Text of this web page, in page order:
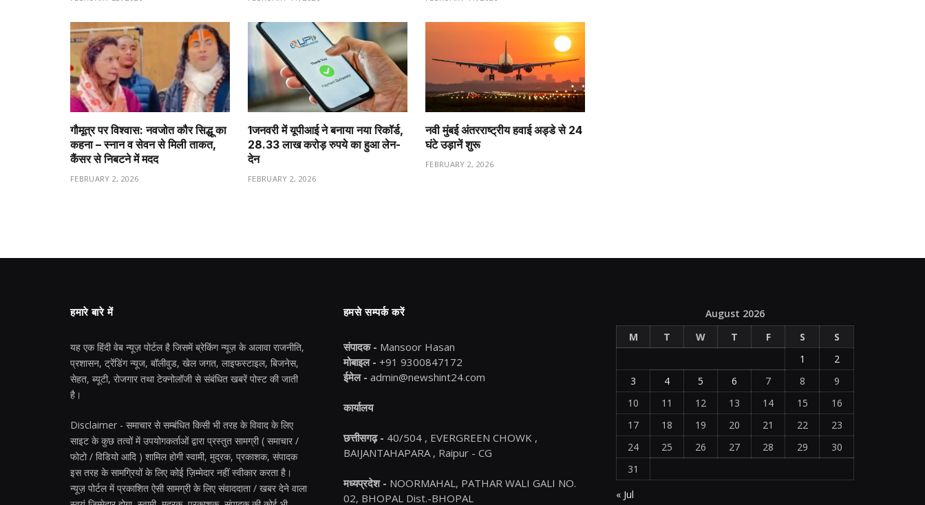
गौमूत्र पर विश्वास: नवजोत कौर सिद्धू का
कहना – स्नान व सेवन से मिली ताकत,
कैंसर से निबटने में मदद
FEBRUARY 2, 2026
1️जनवरी में यूपीआई ने बनाया नया रिकॉर्ड,
28.33 लाख करोड़ रुपये का हुआ लेन-
देन
FEBRUARY 2, 2026
नवी मुंबई अंतरराष्ट्रीय हवाई अड्डे से 24
घंटे उड़ानें शुरू
FEBRUARY 2, 2026
हमारे बारे में
यह एक हिंदी वेब न्यूज़ पोर्टल है जिसमें ब्रेकिंग न्यूज़ के अलावा राजनीति,
प्रशासन, ट्रेंडिंग न्यूज, बॉलीवुड, खेल जगत, लाइफस्टाइल, बिजनेस,
सेहत, ब्यूटी, रोजगार तथा टेक्नोलॉजी से संबंधित खबरें पोस्ट की जाती
है।
Disclaimer - समाचार से सम्बंधित किसी भी तरह के विवाद के लिए
साइट के कुछ तत्वों में उपयोगकर्ताओं द्वारा प्रस्तुत सामग्री ( समाचार /
फोटो / विडियो आदि ) शामिल होगी स्वामी, मुद्रक, प्रकाशक, संपादक
इस तरह के सामग्रियों के लिए कोई ज़िम्मेदार नहीं स्वीकार करता है।
न्यूज़ पोर्टल में प्रकाशित ऐसी सामग्री के लिए संवाददाता / खबर देने वाला
हमसे सम्पर्क करें
संपादक - Mansoor Hasan
मोबाइल - +91 9300847172
ईमेल - admin@newshint24.com
कार्यालय
छत्तीसगढ़ - 40/504 , EVERGREEN CHOWK ,
BAIJANTAHAPARA , Raipur - CG
मध्यप्रदेश - NOORMAHAL, PATHAR WALI GALI NO.
02, BHOPAL Dist.-BHOPAL
August 2026
M
T W T F S
S
1
2
3
4 5 6 7 8
9
10
11 12 13 14 15
16
17
18 19 20 21 22
23
24
25 26 27 28 29
30
31
« Jul